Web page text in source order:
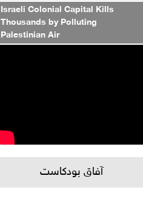
Israeli Colonial Capital Kills
Thousands by Polluting
Palestinian Air
آفاق بودكاست